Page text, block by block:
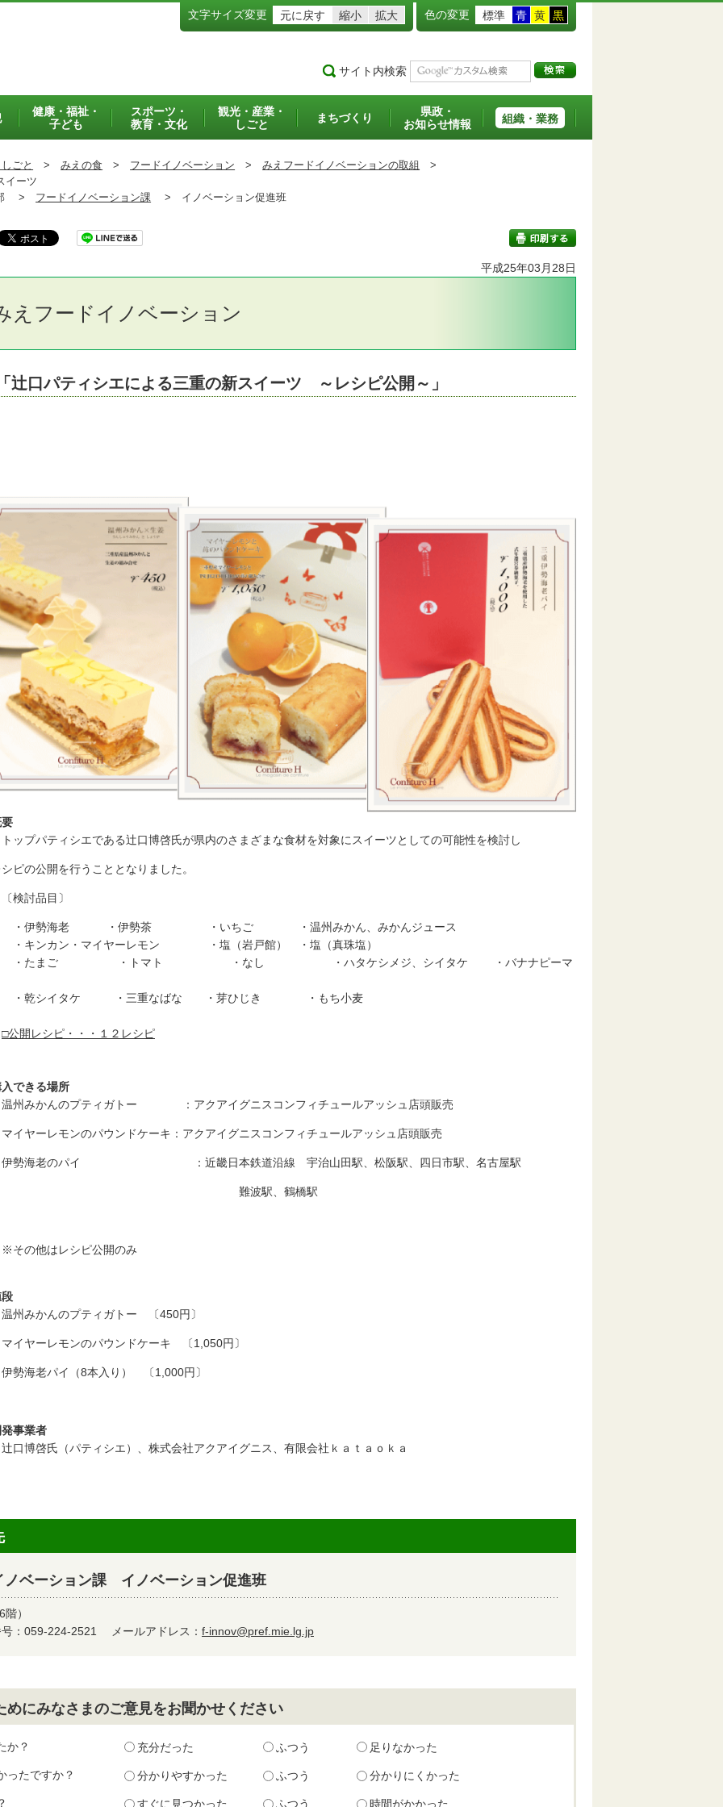
文字サイズ変更 元に戻す 縮小 拡大 色の変更 標準 青 黄 黒
サイト内検索
健康・福祉・
子ども
スポーツ・
教育・文化
観光・産業・
しごと
まちづくり
県政・
お知らせ情報
組織・業務
ごと > みえの食 > フードイノベーション > みえフードイノベーションの取組
>
イーツ
> フードイノベーション課 > イノベーション促進班
平成25年03月28日
えフードイノベーション
「辻口パティシエによる三重の新スイーツ ～レシピ公開～」
要
プパティシエである辻口博啓氏が県内のさまざまな食材を対象にスイーツとしての可能性を検討し
ピの公開を行うこととなりました。
討品目〕
伊勢海老 ・伊勢茶 ・いちご ・温州みかん、みかんジュース
ンカン・マイヤーレモン ・塩（岩戸館） ・塩（真珠塩）
たまご ・トマト ・なし ・ハタケシメジ、シイタケ ・バナナピーマ
シイタケ ・三重なばな ・芽ひじき ・もち小麦
□公開レシピ・・・１２レシピ
入できる場所
みかんのプティガトー ：アクアイグニスコンフィチュールアッシュ店頭販売
ヤーレモンのパウンドケーキ：アクアイグニスコンフィチュールアッシュ店頭販売
海老のパイ ：近畿日本鉄道沿線 宇治山田駅、松阪駅、四日市駅、名古屋駅
波駅、鶴橋駅
の他はレシピ公開のみ
段
みかんのプティガトー 〔450円〕
ヤーレモンのパウンドケーキ 〔1,050円〕
海老パイ（8本入り） 〔1,000円〕
発事業者
博啓氏（パティシエ）、株式会社アクアイグニス、有限会社ｋａｔａｏｋａ
ベーション課 イノベーション促進班
）
号：059-224-2521 メールアドレス： f-innov@pref.mie.lg.jp
めにみなさまのご意見をお聞かせください
か？ 充分だった ふつう 足りなかった
ったですか？ 分かりやすかった ふつう 分かりにくかった
すぐに見つかった ふつう 時間がかかった